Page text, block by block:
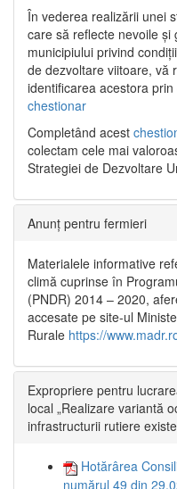
În vederea realizării unei
care să reflecte nevoile
municipiului privind
de dezvoltare viitoare, vă
identificarea acestora
chestionar
Completând acest
colectam cele mai
Strategiei de Dezvoltare
Anunț pentru fermieri
Materialele informative
climă cuprinse în
(PNDR) 2014 – 2020,
accesate pe site-ul
Rurale https://
Expropriere pentru
local „Realizare variantă
infrastructurii rutiere
Hotărârea
numărul 49 din